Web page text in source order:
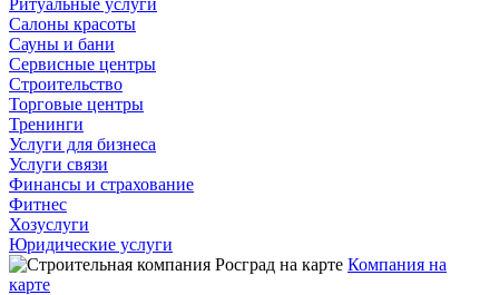
Ритуальные услуги
Салоны красоты
Сауны и бани
Сервисные центры
Строительство
Торговые центры
Тренинги
Услуги для бизнеса
Услуги связи
Финансы и страхование
Фитнес
Хозуслуги
Юридические услуги
Компания на
карте